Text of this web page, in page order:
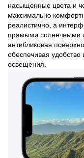
насыщенные цвета и
максимально
реалистично, а
прямыми солнечными
антибликовая
обеспечивая
освещения.